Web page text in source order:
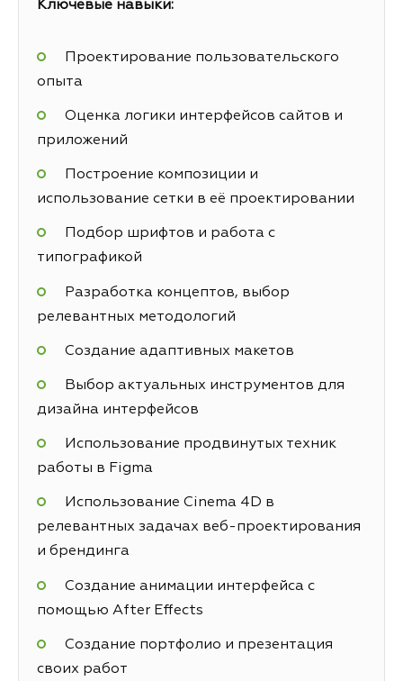
Ключевые навыки:
Проектирование пользовательского
опыта
Оценка логики интерфейсов сайтов и
приложений
Построение композиции и
использование сетки в её проектировании
Подбор шрифтов и работа с
типографикой
Разработка концептов, выбор
релевантных методологий
Создание адаптивных макетов
Выбор актуальных инструментов для
дизайна интерфейсов
Использование продвинутых техник
работы в Figma
Использование Cinema 4D в
релевантных задачах веб-проектирования
и брендинга
Создание анимации интерфейса с
помощью After Effects
Создание портфолио и презентация
своих работ